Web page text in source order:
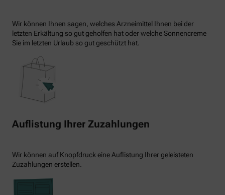
Wir können Ihnen sagen, welches Arzneimittel Ihnen bei der
letzten Erkältung so gut geholfen hat oder welche Sonnencreme
Sie im letzten Urlaub so gut geschützt hat.
Auflistung Ihrer Zuzahlungen
Wir können auf Knopfdruck eine Auflistung Ihrer geleisteten
Zuzahlungen erstellen.